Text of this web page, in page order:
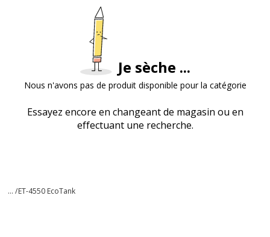
Je sèche ...
Nous n'avons pas de produit disponible pour la catégorie
Essayez encore en changeant de magasin ou en
effectuant une recherche.
... /ET-4550 EcoTank